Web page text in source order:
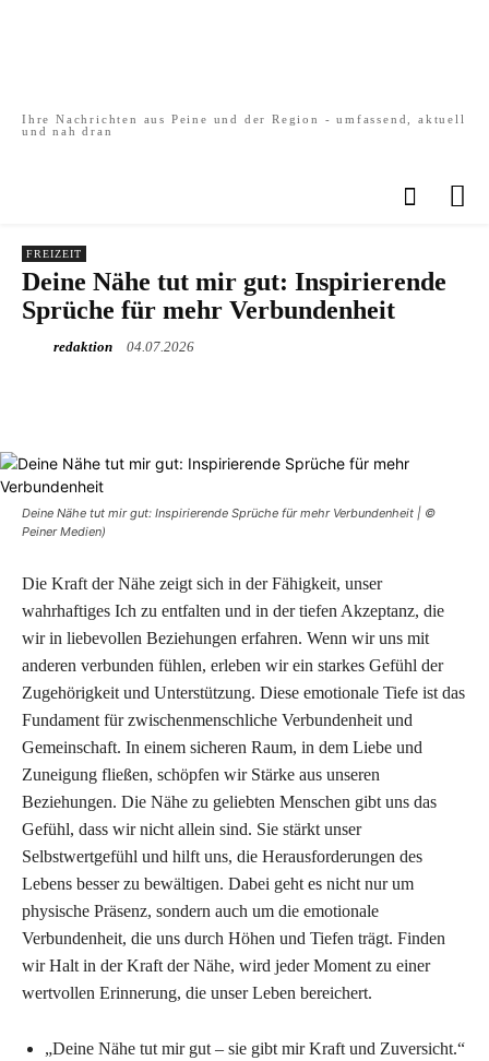
Ihre Nachrichten aus Peine und der Region - umfassend, aktuell
und nah dran
FREIZEIT
Deine Nähe tut mir gut: Inspirierende
Sprüche für mehr Verbundenheit
redaktion 04.07.2026
Deine Nähe tut mir gut: Inspirierende Sprüche für mehr Verbundenheit | ©
Peiner Medien)
Die Kraft der Nähe zeigt sich in der Fähigkeit, unser
wahrhaftiges Ich zu entfalten und in der tiefen Akzeptanz, die
wir in liebevollen Beziehungen erfahren. Wenn wir uns mit
anderen verbunden fühlen, erleben wir ein starkes Gefühl der
Zugehörigkeit und Unterstützung. Diese emotionale Tiefe ist das
Fundament für zwischenmenschliche Verbundenheit und
Gemeinschaft. In einem sicheren Raum, in dem Liebe und
Zuneigung fließen, schöpfen wir Stärke aus unseren
Beziehungen. Die Nähe zu geliebten Menschen gibt uns das
Gefühl, dass wir nicht allein sind. Sie stärkt unser
Selbstwertgefühl und hilft uns, die Herausforderungen des
Lebens besser zu bewältigen. Dabei geht es nicht nur um
physische Präsenz, sondern auch um die emotionale
Verbundenheit, die uns durch Höhen und Tiefen trägt. Finden
wir Halt in der Kraft der Nähe, wird jeder Moment zu einer
wertvollen Erinnerung, die unser Leben bereichert.
„Deine Nähe tut mir gut – sie gibt mir Kraft und Zuversicht.“